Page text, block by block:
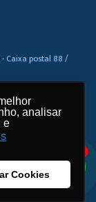
analisar
e
Cookies
analisar
e
Cookies
- Caixa postal 88 /